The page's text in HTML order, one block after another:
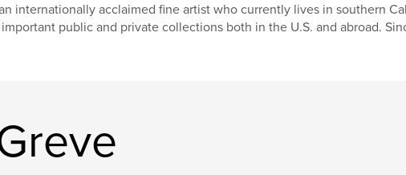
internationally acclaimed fine artist who currently lives in southern
public and private collections both in the U.S. and abroad.